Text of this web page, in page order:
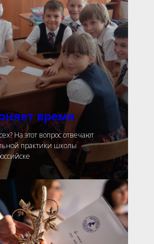
время
На этот вопрос отвечают
практики школы